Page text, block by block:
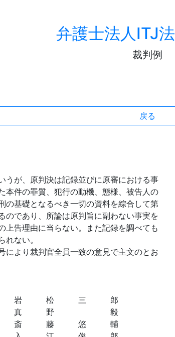
弁護士法人ITJ
裁判例
戻る
が、原判決は記録並びに原審における事
本件の罪質、犯行の動機、態様、被告人の
の基礎となるべき一切の資料を綜合して第
のであり、所論は原判旨に副わない事実を
上告理由に当らない。また記録を調べても
ない。
より裁判官全員一致の意見で主文のとお
岩 松 三 郎
野 毅
藤 悠 輔